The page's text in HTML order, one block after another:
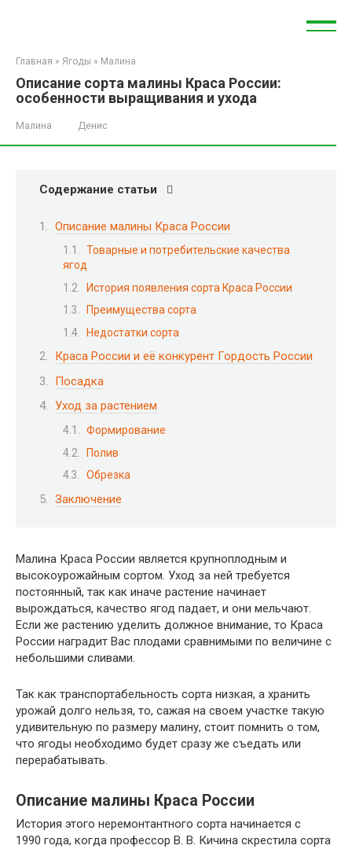
Главная » Ягоды » Малина
Описание сорта малины Краса России:
особенности выращивания и ухода
Малина Денис
Содержание статьи
Описание малины Краса России
Товарные и потребительские качества
ягод
История появления сорта Краса России
Преимущества сорта
Недостатки сорта
Краса России и её конкурент Гордость России
Посадка
Уход за растением
Формирование
Полив
Обрезка
Заключение
Малина Краса России является крупноплодным и
высокоурожайным сортом. Уход за ней требуется
постоянный, так как иначе растение начинает
вырождаться, качество ягод падает, и они мельчают.
Если же растению уделить должное внимание, то Краса
России наградит Вас плодами сравнимыми по величине с
небольшими сливами.
Так как транспортабельность сорта низкая, а хранить
урожай долго нельзя, то, сажая на своем участке такую
удивительную по размеру малину, стоит помнить о том,
что ягоды необходимо будет сразу же съедать или
перерабатывать.
Описание малины Краса России
История этого неремонтантного сорта начинается с
1990 года, когда профессор В. В. Кичина скрестила сорта